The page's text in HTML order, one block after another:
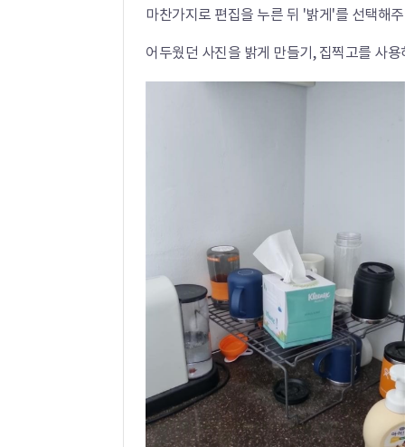
마찬가지로 편집을 누른 뒤 '밝게'를 선택해
어두웠던 사진을 밝게 만들기, 집찍고를 사